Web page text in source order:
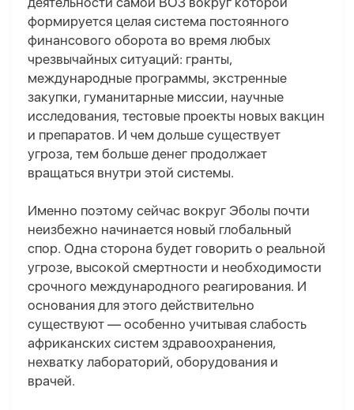
формируется целая система постоянного
финансового оборота во время любых
чрезвычайных ситуаций: гранты,
международные программы, экстренные
закупки, гуманитарные миссии, научные
исследования, тестовые проекты новых вакцин
и препаратов. И чем дольше существует
угроза, тем больше денег продолжает
вращаться внутри этой системы.
Именно поэтому сейчас вокруг Эболы почти
неизбежно начинается новый глобальный
спор. Одна сторона будет говорить о реальной
угрозе, высокой смертности и необходимости
срочного международного реагирования. И
основания для этого действительно
существуют — особенно учитывая слабость
африканских систем здравоохранения,
нехватку лабораторий, оборудования и
врачей.